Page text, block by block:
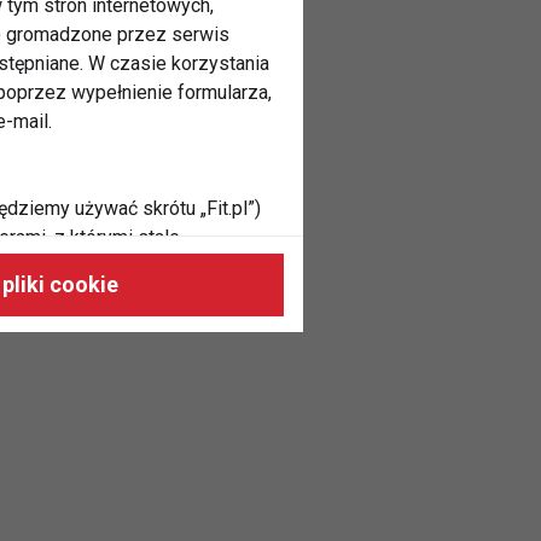
tym stron internetowych,
gromadzone przez serwis
W czasie korzystania
wypełnienie formularza,
mail.
używać skrótu „Fit.pl”)
z którymi stale
oraz do
odpowiadać Twoim
cookie